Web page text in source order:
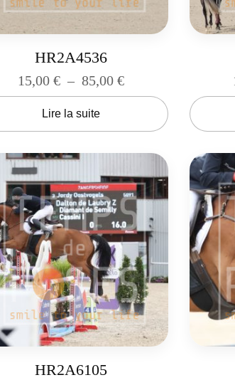
HR2A4536
15,00€ – 85,00€
Lire la suite
HR2A6105